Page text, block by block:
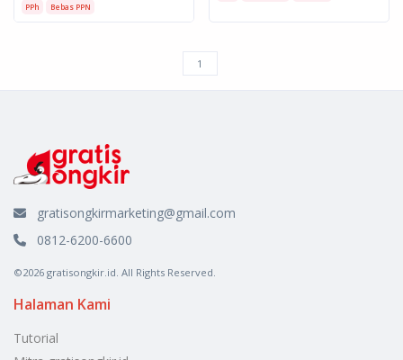
PPh Bebas PPN
gratisongkirmarketing@gmail.com
0812-6200-6600
©2026 gratisongkir.id. All Rights Reserved.
Halaman Kami
Tutorial